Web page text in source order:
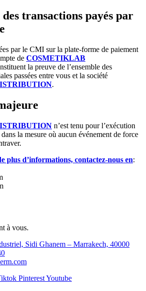
transactions payés par
par le CMI sur la plate-forme de paiement
de COSMETIKLAB
la preuve de l’ensemble des
passées entre vous et la société
.
n’est tenu pour l’exécution
la mesure où aucun événement de force
plus d’informations, contactez-nous en:
à vous.
Sidi Ghanem – Marrakech, 40000
PinterestYoutube